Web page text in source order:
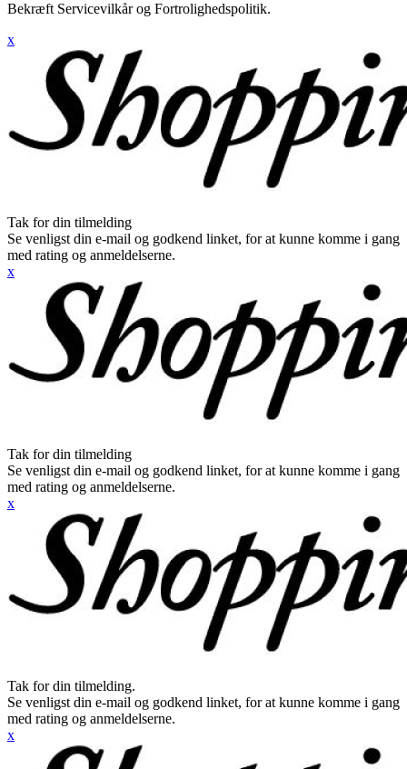
Bekræft Servicevilkår og Fortrolighedspolitik.
x
Tak for din tilmelding
Se venligst din e-mail og godkend linket, for at kunne komme i gang
med rating og anmeldelserne.
x
Tak for din tilmelding
Se venligst din e-mail og godkend linket, for at kunne komme i gang
med rating og anmeldelserne.
x
Tak for din tilmelding.
Se venligst din e-mail og godkend linket, for at kunne komme i gang
med rating og anmeldelserne.
x